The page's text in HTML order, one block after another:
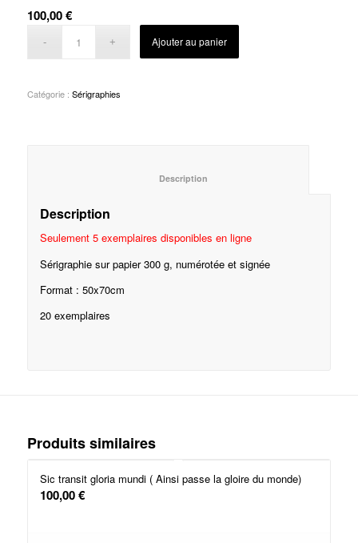
100,00€
Ajouter au panier
Catégorie : Sérigraphies
Description
Seulement 5 exemplaires disponibles en ligne
Sérigraphie sur papier 300 g, numérotée et signée
Format : 50x70cm
20 exemplaires
Produits similaires
Sic transit gloria mundi ( Ainsi passe la gloire du monde)
100,00€